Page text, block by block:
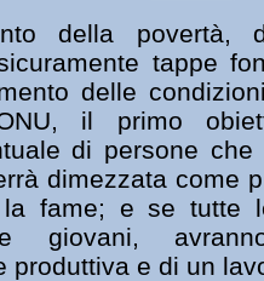
della povertà,
tappe
delle
il primo
di persone
dimezzata come
la fame; e se tutte
giovani,
produttiva e di un